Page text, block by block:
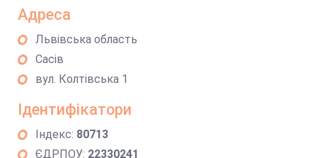
Адреса
Львівська область
Сасів
вул. Колтівська 1
Ідентифікатори
Індекс: 80713
ЄДРПОУ: 22330241